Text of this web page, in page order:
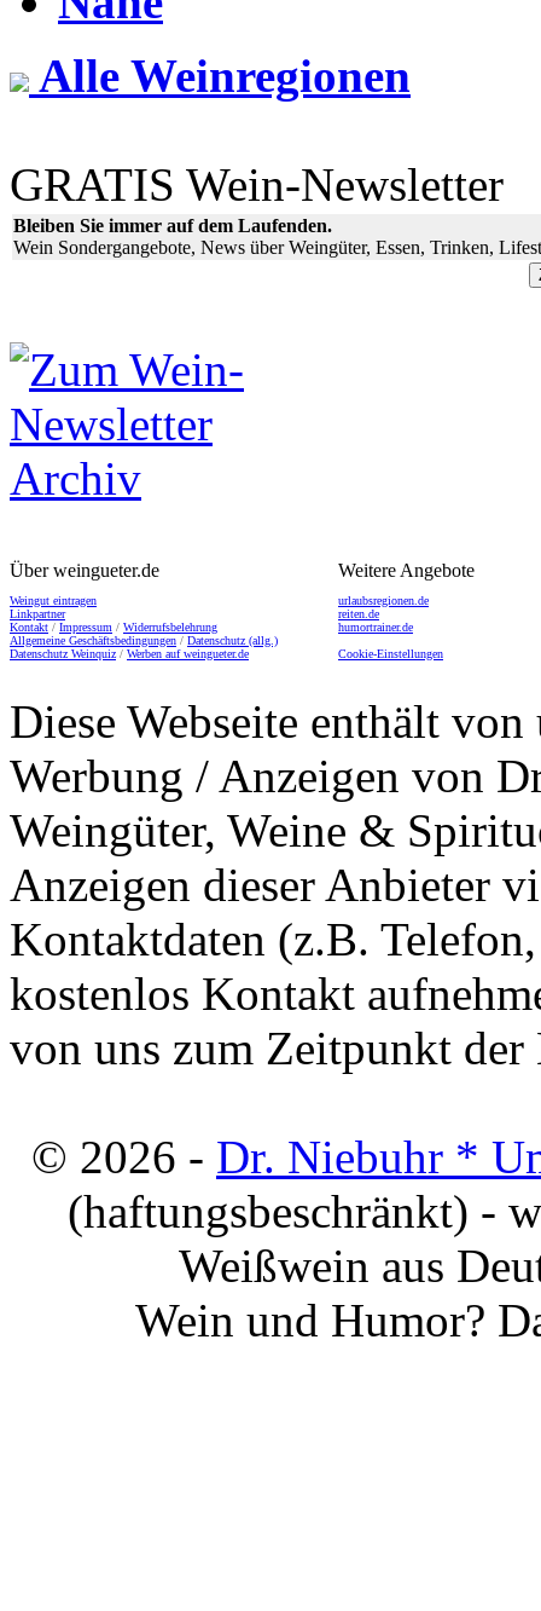
Alle Weinregionen
GRATIS Wein-Newsletter
Bleiben Sie immer auf dem Laufenden.
Wein Sondergangebote, News über Weingüter, Essen, Trinken,
Über weingueter.de
Weingut eintragen
Linkpartner
Kontakt / Impressum / Widerrufsbelehrung
Allgemeine Geschäftsbedingungen / Datenschutz (allg.)
Datenschutz Weinquiz / Werben auf weingueter.de
Weitere Angebote
urlaubsregionen.de
reiten.de
humortrainer.de
Cookie-Einstellungen
Diese Webseite enthält
Werbung / Anzeigen von
Weingüter, Weine &
Anzeigen dieser Anbieter
Kontaktdaten (z.B.
kostenlos Kontakt
von uns zum Zeitpunkt
© 2026 - Dr. Niebuhr *
(haftungsbeschränkt) -
Weißwein aus
Wein und Humor?